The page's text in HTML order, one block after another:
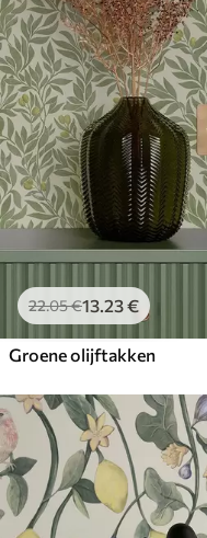
22.05€13.23€
Groene olijftakken